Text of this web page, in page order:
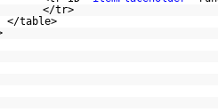
</tr>
</table>